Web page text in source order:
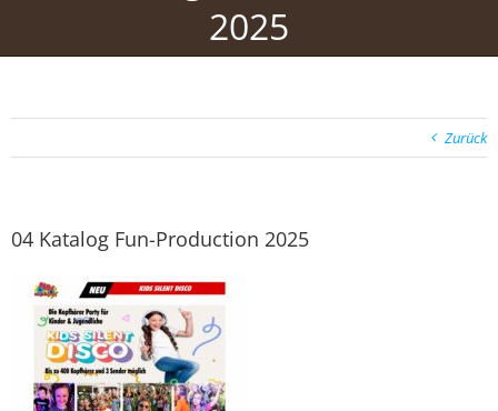
2025
Zurück
04 Katalog Fun-Production 2025